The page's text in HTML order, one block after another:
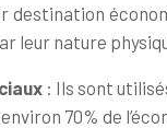
destination
leur nature
: Ils sont
70% de